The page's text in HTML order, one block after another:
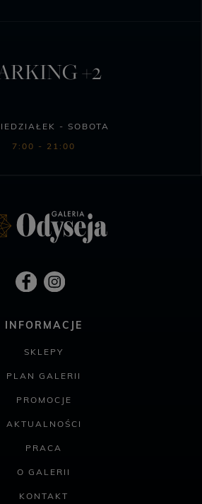
+2
- SOBOTA
7:00 - 21:00
INFORMACJE
SKLEPY
PLAN GALERII
PROMOCJE
AKTUALNOŚCI
PRACA
O GALERII
KONTAKT